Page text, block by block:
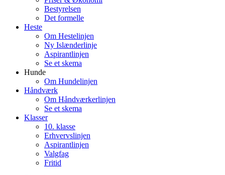
Bestyrelsen
Det formelle
Heste
Om Hestelinjen
Ny Islænderlinje
Aspirantlinjen
Se et skema
Hunde
Om Hundelinjen
Håndværk
Om Håndværkerlinjen
Se et skema
Klasser
10. klasse
Erhvervslinjen
Aspirantlinjen
Valgfag
Fritid